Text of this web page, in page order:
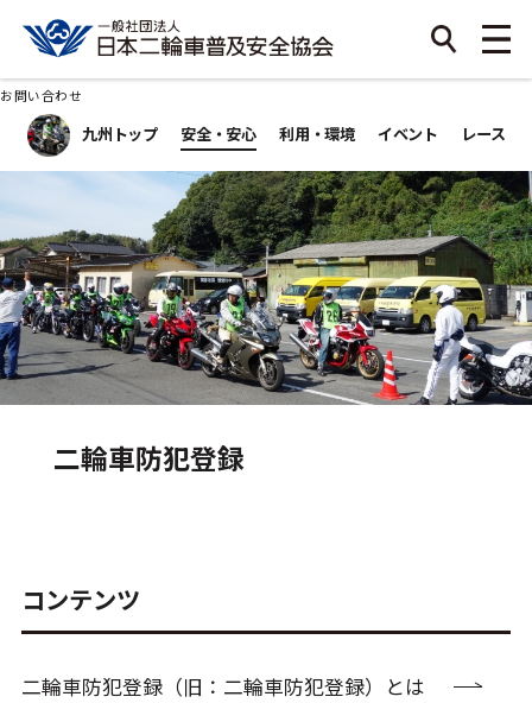
九州トップ 安全・安心 利用・環境 イベント レース
お問い合わせ
二輪車防犯登録
コンテンツ
二輪車防犯登録（旧：二輪車防犯登録）とは